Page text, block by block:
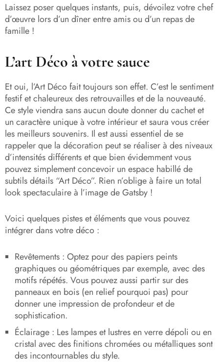
Laissez poser quelques instants, puis, dévoilez votre chef
d’œuvre lors d’un dîner entre amis ou d’un repas de
famille !
L’art Déco à votre sauce
Et oui, l’Art Déco fait toujours son effet. C’est le sentiment
festif et chaleureux des retrouvailles et de la nouveauté.
Ce style viendra sans aucun doute donner du cachet et
un caractère unique à votre intérieur et saura vous créer
les meilleurs souvenirs. Il est aussi essentiel de se
rappeler que la décoration peut se réaliser à des niveaux
d’intensités différents et que bien évidemment vous
pouvez simplement concevoir un espace habillé de
subtils détails “Art Déco”. Rien n’oblige à faire un total
look spectaculaire à l’image de Gatsby !
Voici quelques pistes et éléments que vous pouvez
intégrer dans votre déco :
Revêtements : Optez pour des papiers peints
graphiques ou géométriques par exemple, avec des
motifs répétés. Vous pouvez aussi partir sur des
panneaux en bois (en relief pourquoi pas) pour
donner une impression de profondeur et de
sophistication.
Éclairage : Les lampes et lustres en verre dépoli ou en
cristal avec des finitions chromées ou métalliques sont
des incontournables du style.